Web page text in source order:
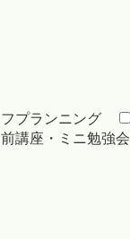
プランニング
講座・ミニ勉強会